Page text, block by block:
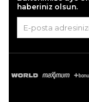
haberiniz olsun.